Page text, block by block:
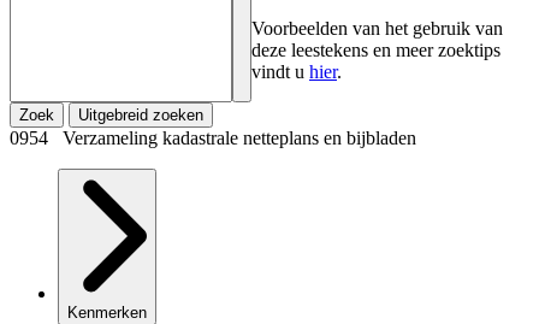
Voorbeelden van het gebruik van
deze leestekens en meer zoektips
vindt u hier.
Zoek Uitgebreid zoeken
0954 Verzameling kadastrale netteplans en bijbladen
Kenmerken